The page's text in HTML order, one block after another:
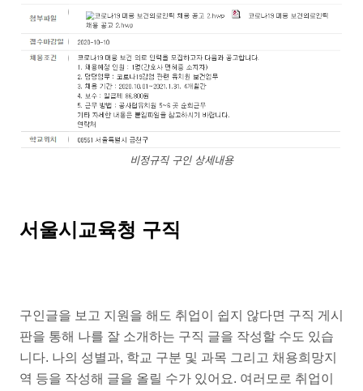
비정규직 구인 상세내용
서울시교육청 구직
구인글을 보고 지원을 해도 취업이 쉽지 않다면 구직 게시
판을 통해 나를 잘 소개하는 구직 글을 작성할 수도 있습
니다. 나의 성별과, 학교 구분 및 과목 그리고 채용희망지
역 등을 작성해 글을 올릴 수가 있어요. 여러모로 취업이